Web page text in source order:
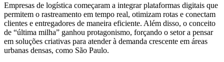
Empresas de logística começaram a integrar plataformas digitais que
permitem o rastreamento em tempo real, otimizam rotas e conectam
clientes e entregadores de maneira eficiente. Além disso, o conceito
de “última milha” ganhou protagonismo, forçando o setor a pensar
em soluções criativas para atender à demanda crescente em áreas
urbanas densas, como São Paulo.